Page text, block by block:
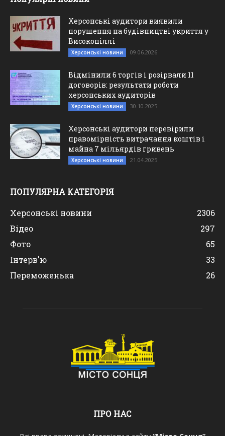
Херсонські аудитори виявили
порушення на будівництві укриття у
Високопіллі
Херсонські новини 09.06.2026
Відмінили 6 торгів і розірвали 11
договорів: результати роботи
херсонських аудиторів
Херсонські новини 30.10.2025
Херсонські аудитори перевірили
правомірність витрачання коштів і
майна 7 мільярдів гривень
Херсонські новини 21.04.2025
ПОПУЛЯРНА КАТЕГОРІЯ
Херсонські новини
2306
Відео
297
Фото
65
Інтерв'ю
33
Переможенька
26
ПРО НАС